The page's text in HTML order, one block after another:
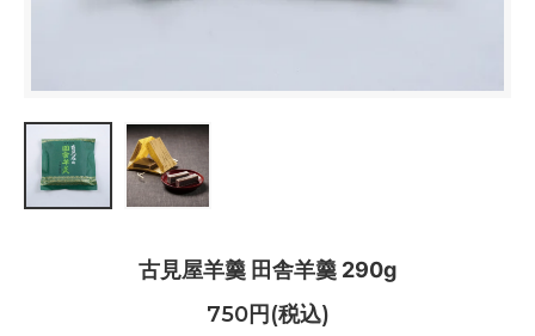
古見屋羊羹 田舎羊羹 290g
750円(税込)